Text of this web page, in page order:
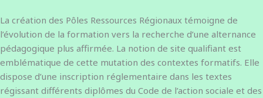
La création des Pôles Ressources Régionaux témoigne de
l’évolution de la formation vers la recherche d’une alternance
pédagogique plus affirmée. La notion de site qualifiant est
emblématique de cette mutation des contextes formatifs. Elle
dispose d’une inscription réglementaire dans les textes
régissant différents diplômes du Code de l’action sociale et des